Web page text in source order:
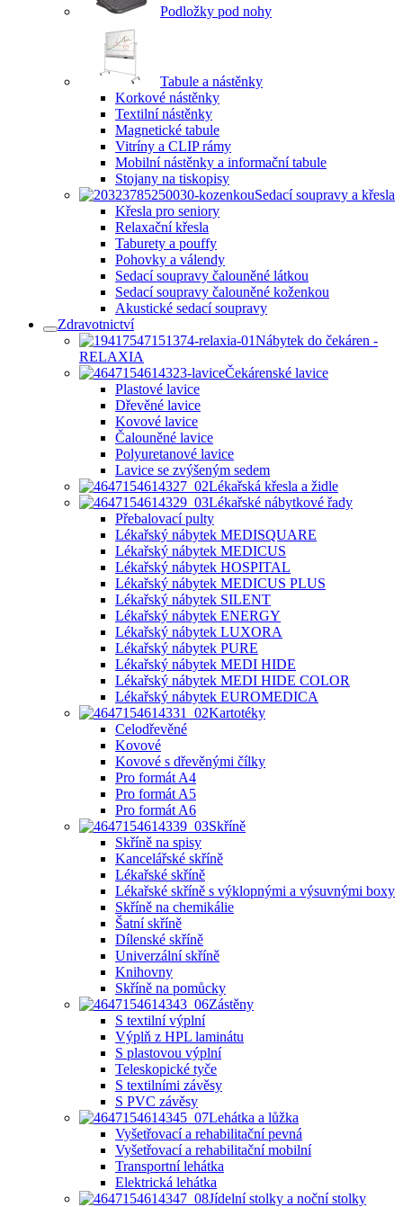
Podložky pod nohy
Tabule a nástěnky
Korkové nástěnky
Textilní nástěnky
Magnetické tabule
Vitríny a CLIP rámy
Mobilní nástěnky a informační tabule
Stojany na tiskopisy
Sedací soupravy a křesla
Křesla pro seniory
Relaxační křesla
Taburety a pouffy
Pohovky a válendy
Sedací soupravy čalouněné látkou
Sedací soupravy čalouněné koženkou
Akustické sedací soupravy
Zdravotnictví
Nábytek do čekáren -
RELAXIA
Čekárenské lavice
Plastové lavice
Dřevěné lavice
Kovové lavice
Čalouněné lavice
Polyuretanové lavice
Lavice se zvýšeným sedem
Lékařská křesla a židle
Lékařské nábytkové řady
Přebalovací pulty
Lékařský nábytek MEDISQUARE
Lékařský nábytek MEDICUS
Lékařský nábytek HOSPITAL
Lékařský nábytek MEDICUS PLUS
Lékařský nábytek SILENT
Lékařský nábytek ENERGY
Lékařský nábytek LUXORA
Lékařský nábytek PURE
Lékařský nábytek MEDI HIDE
Lékařský nábytek MEDI HIDE COLOR
Lékařský nábytek EUROMEDICA
Kartotéky
Celodřevěné
Kovové
Kovové s dřevěnými čílky
Pro formát A4
Pro formát A5
Pro formát A6
Skříně
Skříně na spisy
Kancelářské skříně
Lékařské skříně
Lékařské skříně s výklopnými a výsuvnými boxy
Skříně na chemikálie
Šatní skříně
Dílenské skříně
Univerzální skříně
Knihovny
Skříně na pomůcky
Zástěny
S textilní výplní
Výplň z HPL laminátu
S plastovou výplní
Teleskopické tyče
S textilními závěsy
S PVC závěsy
Lehátka a lůžka
Vyšetřovací a rehabilitační pevná
Vyšetřovací a rehabilitační mobilní
Transportní lehátka
Elektrická lehátka
Jídelní stolky a noční stolky